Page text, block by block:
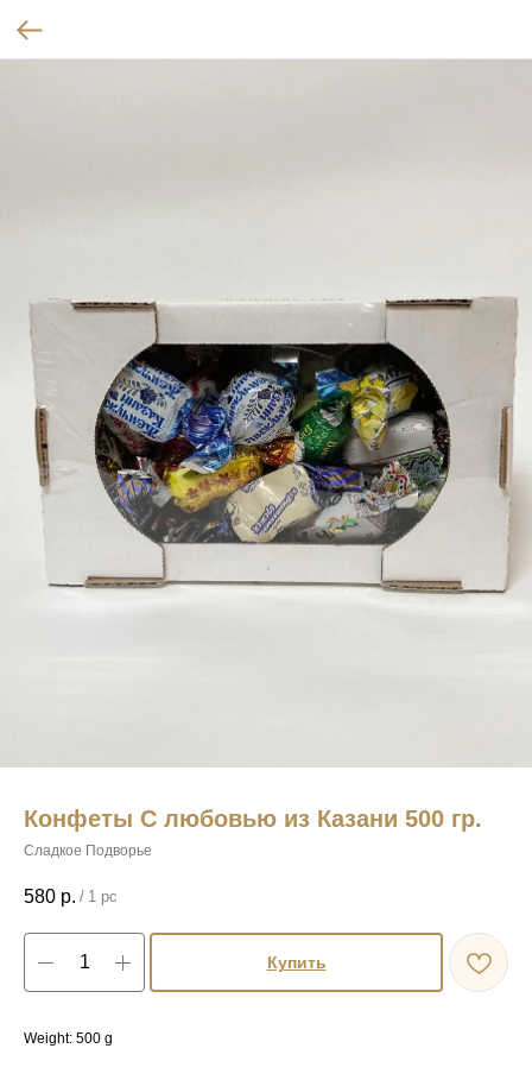
Конфеты С любовью из Казани 500 гр.
Сладкое Подворье
580 р. / 1 pc
Купить
Weight: 500 g